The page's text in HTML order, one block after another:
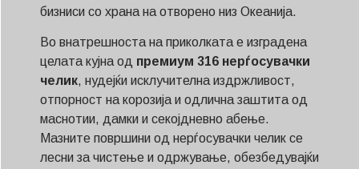
бизниси со храна на отворено низ Океанија.
Во внатрешноста на приколката е изградена
целата кујна од премиум 316 нерѓосувачки
челик, нудејќи исклучителна издржливост,
отпорност на корозија и одлична заштита од
маснотии, дамки и секојдневно абење.
Мазните површини од нерѓосувачки челик се
лесни за чистење и одржување, обезбедувајќи